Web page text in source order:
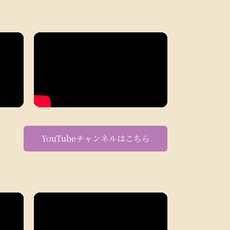
YouTubeチャンネルはこちら